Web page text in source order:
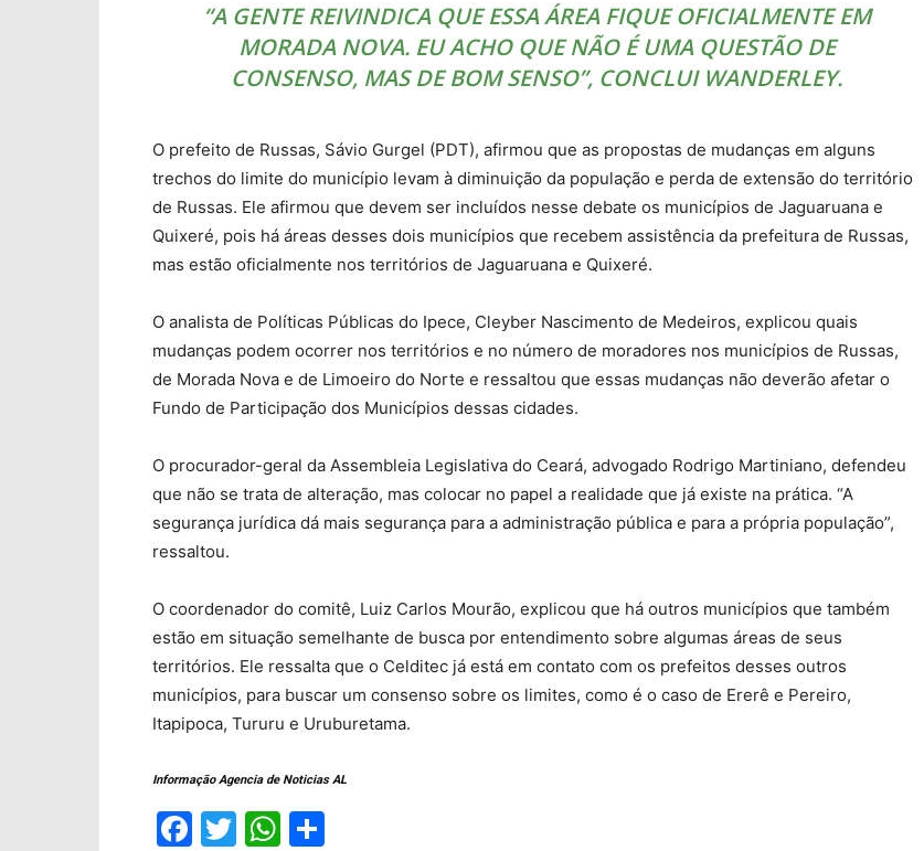
“A GENTE REIVINDICA QUE ESSA ÁREA FIQUE OFICIALMENTE EM
MORADA NOVA. EU ACHO QUE NÃO É UMA QUESTÃO DE
CONSENSO, MAS DE BOM SENSO”, CONCLUI WANDERLEY.
O prefeito de Russas, Sávio Gurgel (PDT), afirmou que as propostas de mudanças em alguns
trechos do limite do município levam à diminuição da população e perda de extensão do território
de Russas. Ele afirmou que devem ser incluídos nesse debate os municípios de Jaguaruana e
Quixeré, pois há áreas desses dois municípios que recebem assistência da prefeitura de Russas,
mas estão oficialmente nos territórios de Jaguaruana e Quixeré.
O analista de Políticas Públicas do Ipece, Cleyber Nascimento de Medeiros, explicou quais
mudanças podem ocorrer nos territórios e no número de moradores nos municípios de Russas,
de Morada Nova e de Limoeiro do Norte e ressaltou que essas mudanças não deverão afetar o
Fundo de Participação dos Municípios dessas cidades.
O procurador-geral da Assembleia Legislativa do Ceará, advogado Rodrigo Martiniano, defendeu
que não se trata de alteração, mas colocar no papel a realidade que já existe na prática. “A
segurança jurídica dá mais segurança para a administração pública e para a própria população”,
ressaltou.
O coordenador do comitê, Luiz Carlos Mourão, explicou que há outros municípios que também
estão em situação semelhante de busca por entendimento sobre algumas áreas de seus
territórios. Ele ressalta que o Celditec já está em contato com os prefeitos desses outros
municípios, para buscar um consenso sobre os limites, como é o caso de Ererê e Pereiro,
Itapipoca, Tururu e Uruburetama.
Informação Agencia de Noticias AL
Facebook
TwitterWhatsApp